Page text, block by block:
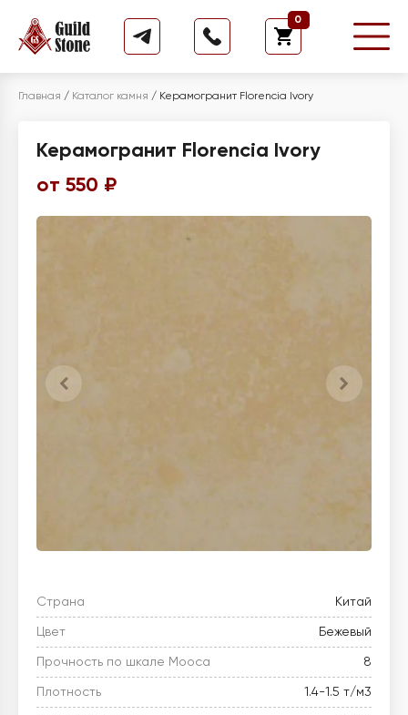
0
Главная / Каталог камня / Керамогранит Florencia Ivory
Керамогранит Florencia Ivory
от 550 ₽
Страна Китай
Цвет Бежевый
Прочность по шкале Мооса 8
Плотность 1.4-1.5 т/м3